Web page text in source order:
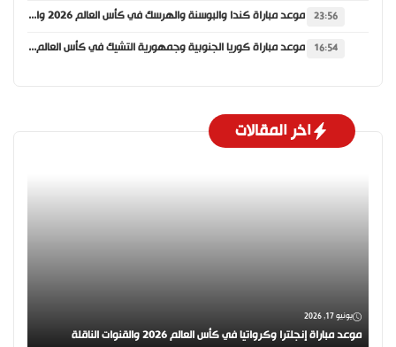
23:56 موعد مباراة كندا والبوسنة والهرسك في كأس العالم 2026 والقنوات الناقلة
16:54 موعد مباراة كوريا الجنوبية وجمهورية التشيك في كأس العالم 2026 والقنوات الناقلة
اخر المقالات
يونيو 17, 2026
موعد مباراة إنجلترا وكرواتيا في كأس العالم 2026 والقنوات الناقلة